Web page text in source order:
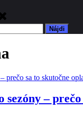
–